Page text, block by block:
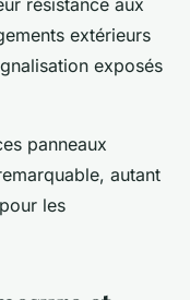
résistance aux
extérieurs
exposés
panneaux
autant
les